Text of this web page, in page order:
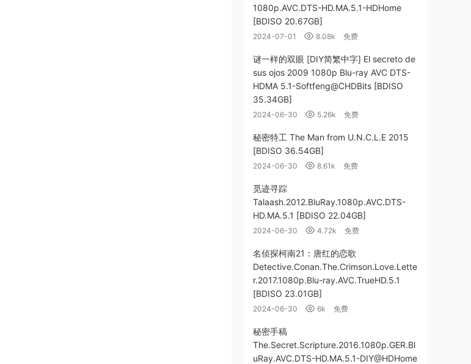
1080p.AVC.DTS-HD.MA.5.1-HDHome
[BDISO 20.67GB]
2024-07-01 8.08k 免费
谜一样的双眼 [DIY简繁中字] El secreto de
sus ojos 2009 1080p Blu-ray AVC DTS-
HDMA 5.1-Softfeng@CHDBits [BDISO
35.34GB]
2024-06-30 5.26k 免费
秘密特工 The Man from U.N.C.L.E 2015
[BDISO 36.54GB]
2024-06-30 8.61k 免费
觅迹寻踪
Talaash.2012.BluRay.1080p.AVC.DTS-
HD.MA.5.1 [BDISO 22.04GB]
2024-06-30 4.72k 免费
名侦探柯南21：唐红的恋歌
Detective.Conan.The.Crimson.Love.Lette
r.2017.1080p.Blu-ray.AVC.TrueHD.5.1
[BDISO 23.01GB]
2024-06-30 6k 免费
秘密手稿
The.Secret.Scripture.2016.1080p.GER.Bl
uRay.AVC.DTS-HD.MA.5.1-DIY@HDHome